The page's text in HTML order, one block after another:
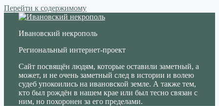
Перейти к содержимому
Ивановский некрополь
Региональный интернет-проект
Сайт посвящён людям, которые оставили заметный, а
может, и не очень заметный след в истории и волею
судеб упокоились на ивановской земле. А также тем,
кто был рождён в нашем крае или был тесно связан с
ним, но похоронен за его пределами.